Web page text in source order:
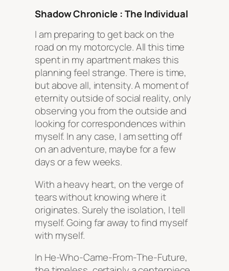
Shadow Chronicle : The Individual
I am preparing to get back on the
road on my motorcycle. All this time
spent in my apartment makes this
planning feel strange. There is time,
but above all, intensity. A moment of
eternity outside of social reality, only
observing you from the outside and
looking for correspondences within
myself. In any case, I am setting off
on an adventure, maybe for a few
days or a few weeks.
With a heavy heart, on the verge of
tears without knowing where it
originates. Surely the isolation, I tell
myself. Going far away to find myself
with myself.
In He-Who-Came-From-The-Future,